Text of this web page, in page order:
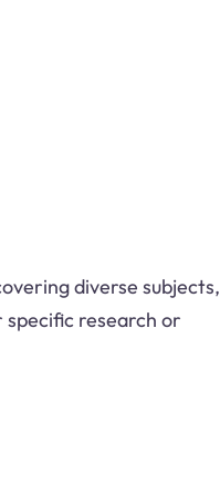
diverse subjects,
research or